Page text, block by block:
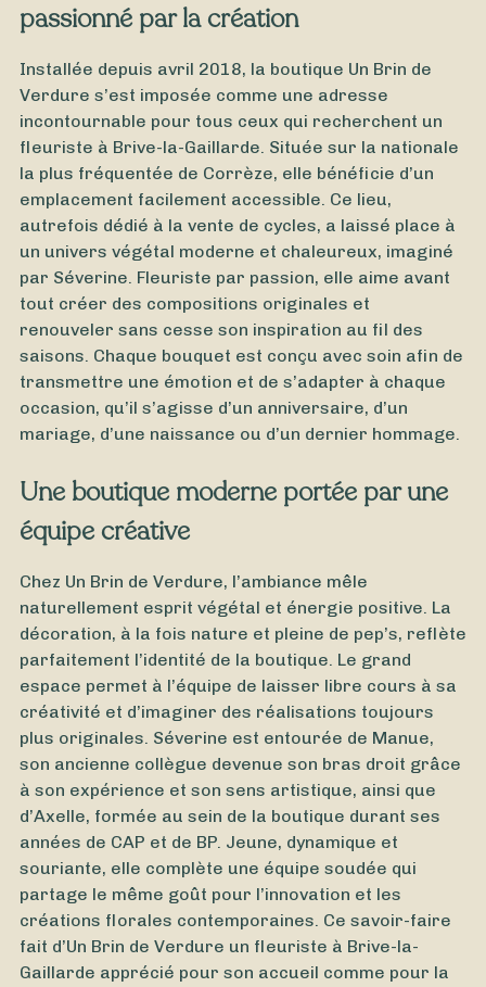
À partir de25€ - Personnaliser
Bouquet de Lys
À partir de40€ -Personnaliser
Orchidée
passionné par la création
Installée depuis avril 2018, la boutique Un Brin de
Verdure s’est imposée comme une adresse
incontournable pour tous ceux qui recherchent un
fleuriste à Brive-la-Gaillarde. Située sur la nationale
la plus fréquentée de Corrèze, elle bénéficie d’un
emplacement facilement accessible. Ce lieu,
autrefois dédié à la vente de cycles, a laissé place à
un univers végétal moderne et chaleureux, imaginé
par Séverine. Fleuriste par passion, elle aime avant
tout créer des compositions originales et
renouveler sans cesse son inspiration au fil des
saisons. Chaque bouquet est conçu avec soin afin de
transmettre une émotion et de s’adapter à chaque
occasion, qu’il s’agisse d’un anniversaire, d’un
mariage, d’une naissance ou d’un dernier hommage.
Une boutique moderne portée par une
équipe créative
Chez Un Brin de Verdure, l’ambiance mêle
naturellement esprit végétal et énergie positive. La
décoration, à la fois nature et pleine de pep’s, reflète
parfaitement l’identité de la boutique. Le grand
espace permet à l’équipe de laisser libre cours à sa
créativité et d’imaginer des réalisations toujours
plus originales. Séverine est entourée de Manue,
son ancienne collègue devenue son bras droit grâce
à son expérience et son sens artistique, ainsi que
d’Axelle, formée au sein de la boutique durant ses
années de CAP et de BP. Jeune, dynamique et
souriante, elle complète une équipe soudée qui
partage le même goût pour l’innovation et les
créations florales contemporaines. Ce savoir-faire
fait d’Un Brin de Verdure un fleuriste à Brive-la-
Gaillarde apprécié pour son accueil comme pour la